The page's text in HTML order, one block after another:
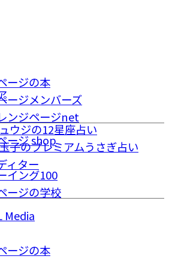
ウジの12星座占い
子のプレミアムうさぎ占い
ィター
ージの本
ージメンバーズ
ンジページnet
ージ shop
イング100
ージの学校
Media
ージの本